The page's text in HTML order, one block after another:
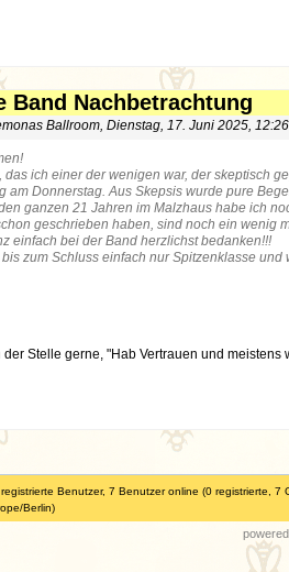
Band Nachbetrachtung
Ballroom, Dienstag, 17. Juni 2025, 12:26
das ich einer der wenigen war, der skeptisch
am Donnerstag. Aus Skepsis wurde pure
ganzen 21 Jahren im Malzhaus habe ich
geschrieben haben, sind noch ein wenig
einfach bei der Band herzlichst bedanken!!!
zum Schluss einfach nur Spitzenklasse
Stelle gerne, "Hab Vertrauen und meistens
Benutzer, 7 Benutzer online (0 registrierte, 7
Berlin)